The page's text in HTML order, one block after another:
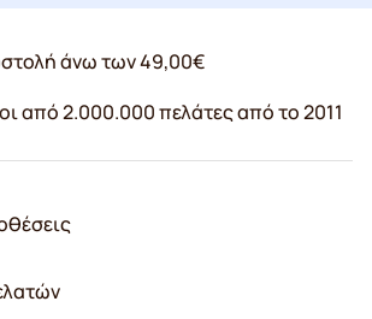
άνω των 49,00€
από 2.000.000 πελάτες από το 2011